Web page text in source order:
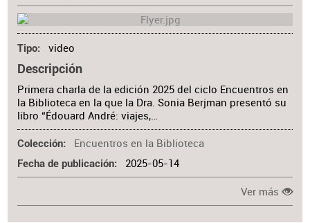
Tipo video
Descripción
Primera charla de la edición 2025 del ciclo Encuentros en
la Biblioteca en la que la Dra. Sonia Berjman presentó su
libro “Édouard André: viajes,…
Colección Encuentros en la Biblioteca
Fecha de publicación 2025-05-14
Ver más